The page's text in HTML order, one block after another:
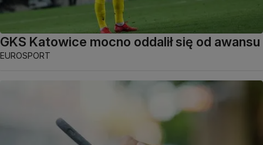
GKS Katowice mocno oddalił się od awansu
EUROSPORT